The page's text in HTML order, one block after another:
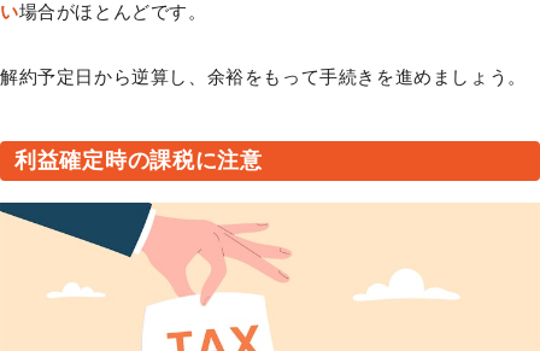
い場合がほとんどです。
解約予定日から逆算し、余裕をもって手続きを進めましょう。
利益確定時の課税に注意